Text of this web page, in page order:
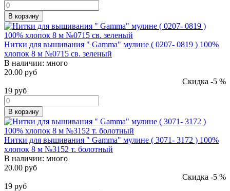
В корзину
Нитки для вышивания " Gamma" мулине ( 0207- 0819 ) 100%
хлопок 8 м №0715 св. зеленый
В наличии: много
20.00 руб
Скидка -5 %
19 руб
В корзину
Нитки для вышивания " Gamma" мулине ( 3071- 3172 ) 100%
хлопок 8 м №3152 т. болотный
В наличии: много
20.00 руб
Скидка -5 %
19 руб